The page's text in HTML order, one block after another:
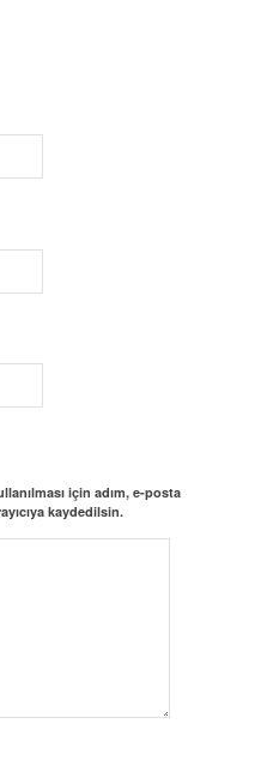
için adım, e-posta
kaydedilsin.